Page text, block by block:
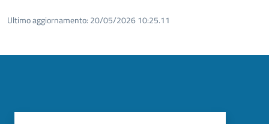
Ultimo aggiornamento: 20/05/2026 10:25.11